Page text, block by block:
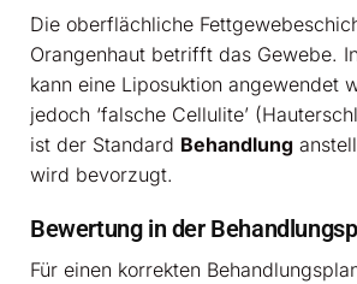
Die oberflächliche
Orangenhaut betrifft das Gewebe.
kann eine Liposuktion angewendet
jedoch ‘falsche Cellulite’
ist der Standard Behandlung
wird bevorzugt.
Bewertung in der
Für einen korrekten